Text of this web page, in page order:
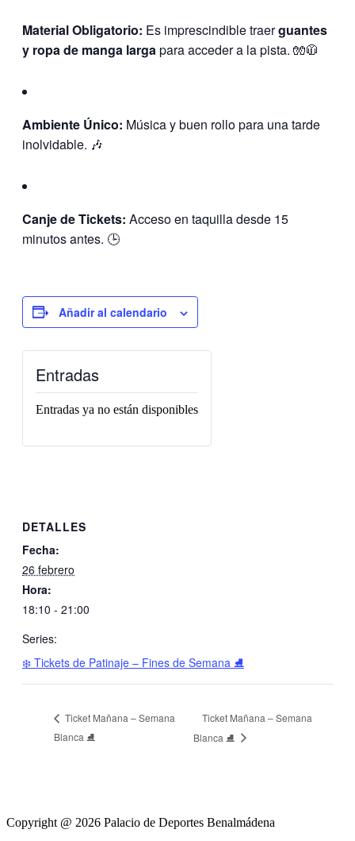
Material Obligatorio: Es imprescindible traerguantes
y ropa de manga largapara acceder a la pista. 🧤🧥
Ambiente Único: Música y buen rollo para una tarde
inolvidable. 🎶
Canje de Tickets: Acceso en taquilla desde 15
minutos antes. 🕒
Añadir al calendario
DETALLES
Fecha:
26 febrero
Hora:
18:10 - 21:00
Series:
❄️ Tickets de Patinaje – Fines de Semana ⛸️
Entradas
Entradas ya no están disponibles
Ticket Mañana – Semana
Blanca ⛸️
Ticket Mañana – Semana
Blanca ⛸️
Copyright @ 2026 Palacio de Deportes Benalmádena